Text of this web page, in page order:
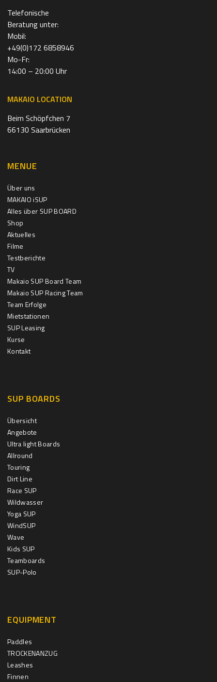
Telefonische
Beratung unter:
Mobil:
+49(0)172 6858946
Mo-Fr:
14:00 – 20:00 Uhr
MAKAIO LOCATION
Beim Schöpfchen 7
66130 Saarbrücken
MENUE
Über uns
MAKAIO iSUP
Alles über SUP BOARD
Shop
Aktuelles
Filme
Testberichte
TV
Makaio SUP Board Team
Makaio SUP Racing Team
Team Erfolge
Mietstationen
SUP Leasing
Kurse
Kontakt
SUP BOARDS
Übersicht
Angebote
Ultra light Boards
Allround
Touring
Dirt Line
Race SUP
Wildwasser
Yoga SUP
WindSUP
Wave
Kids SUP
Teamboards
SUP-Polo
EQUIPMENT
Paddles
TROCKENANZUG
Leashes
Finnen